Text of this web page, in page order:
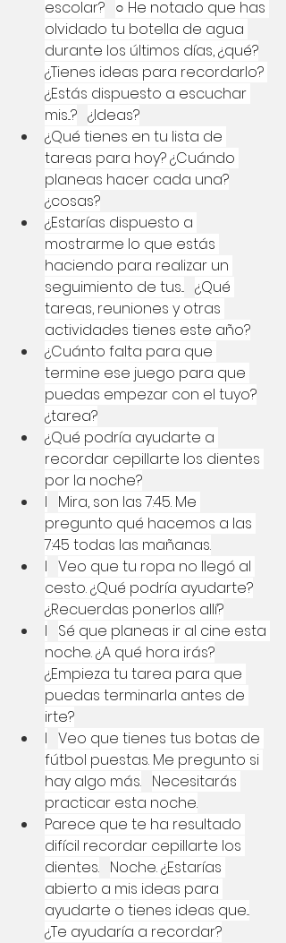
escolar? ○ He notado que has
olvidado tu botella de agua
durante los últimos días, ¿qué?
¿Tienes ideas para recordarlo?
¿Estás dispuesto a escuchar
mis...? ¿Ideas?
¿Qué tienes en tu lista de
tareas para hoy? ¿Cuándo
planeas hacer cada una?
¿cosas?
¿Estarías dispuesto a
mostrarme lo que estás
haciendo para realizar un
seguimiento de tus... ¿Qué
tareas, reuniones y otras
actividades tienes este año?
¿Cuánto falta para que
termine ese juego para que
puedas empezar con el tuyo?
¿tarea?
¿Qué podría ayudarte a
recordar cepillarte los dientes
por la noche?
I
Mira, son las 7:45. Me
pregunto qué hacemos a las
7:45 todas las mañanas.
I Veo que tu ropa no llegó al
cesto. ¿Qué podría ayudarte?
¿Recuerdas ponerlos allí?
I
Sé que planeas ir al cine esta
noche. ¿A qué hora irás?
¿Empieza tu tarea para que
puedas terminarla antes de
irte?
I Veo que tienes tus botas de
fútbol puestas. Me pregunto si
hay algo más. Necesitarás
practicar esta noche.
Parece que te ha resultado
difícil recordar cepillarte los
dientes. Noche. ¿Estarías
abierto a mis ideas para
ayudarte o tienes ideas que...
¿Te ayudaría a recordar?